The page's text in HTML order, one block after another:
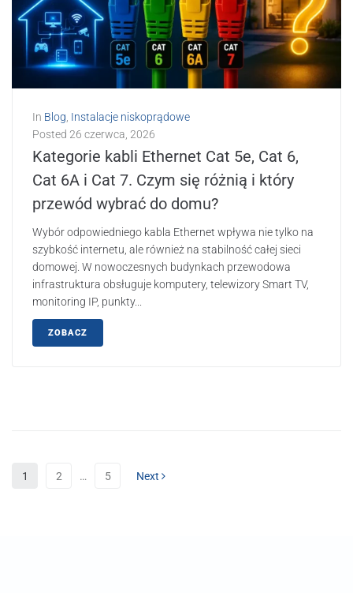
In Blog Instalacje niskoprądowe
Posted 26 czerwca, 2026
Kategorie kabli Ethernet Cat 5e, Cat 6,
Cat 6A i Cat 7. Czym się różnią i który
przewód wybrać do domu?
Wybór odpowiedniego kabla Ethernet wpływa nie tylko na
szybkość internetu, ale również na stabilność całej sieci
domowej. W nowoczesnych budynkach przewodowa
infrastruktura obsługuje komputery, telewizory Smart TV,
monitoring IP, punkty...
ZOBACZ
1 2 … 5 Next